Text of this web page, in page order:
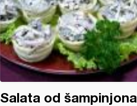
Salata od šampinjona